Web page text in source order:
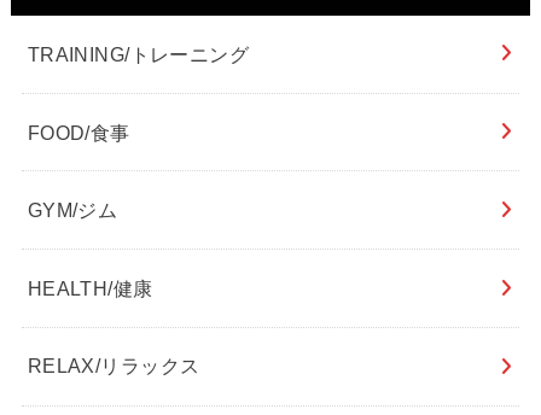
TRAINING/トレーニング
FOOD/食事
GYM/ジム
HEALTH/健康
RELAX/リラックス